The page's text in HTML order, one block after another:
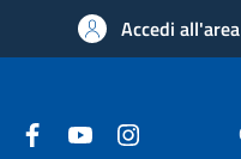
Accedi